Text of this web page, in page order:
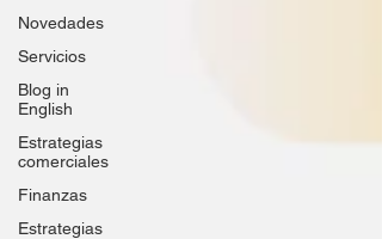
Novedades
Servicios
Blog in
English
Estrategias
comerciales
Finanzas
Estrategias